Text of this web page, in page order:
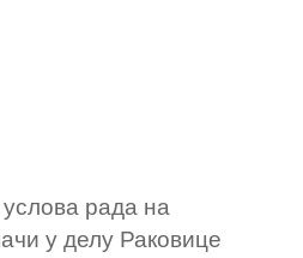
рада на
у делу Раковице